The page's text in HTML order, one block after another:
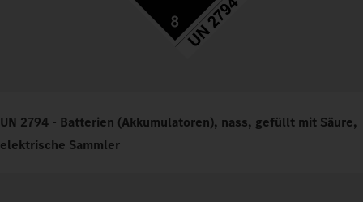
UN 2794 - Batterien (Akkumulatoren), nass, gefüllt mit Säure,
elektrische Sammler